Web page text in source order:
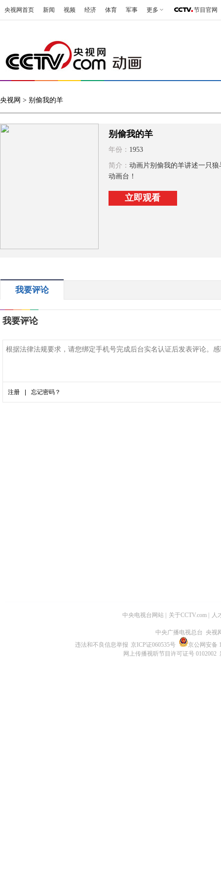
央视网首页 新闻 视频 经济 体育 军事 更多 节目官网
央视网 > 别偷我的羊
别偷我的羊
年份： 1953
简介： 动画片别偷我的羊讲述一只
动画台！
立即观看
我要评论
我要评论
注册 忘记密码？
中央电视台网站 关于CCTV.com 人
中央广播电视总台 央视
违法和不良信息举报 京ICP证060535号
京公网安备
网上传播视听节目许可证号 0102002